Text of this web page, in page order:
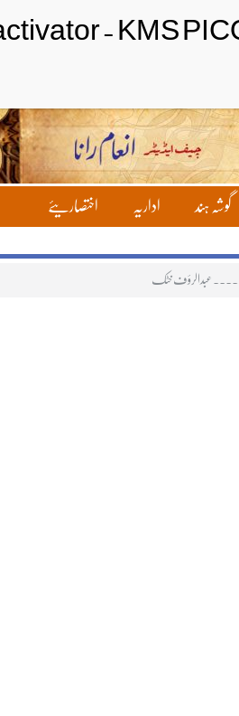
Sunday، 9 August 2026ء
گوشہ ہند اداریہ اختصاریئے
عبدالرؤف خٹک